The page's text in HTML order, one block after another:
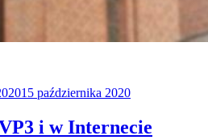
15 października 2020
i w Internecie